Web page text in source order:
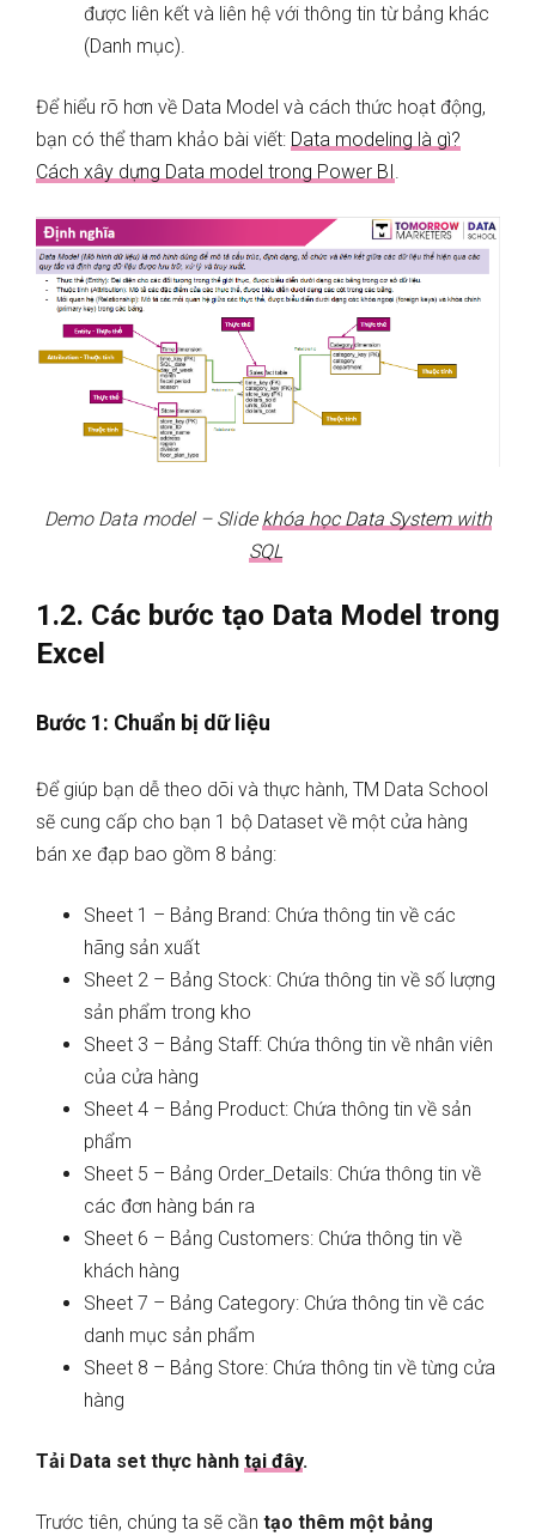
được liên kết và liên hệ với thông tin từ bảng khác
(Danh mục).
Để hiểu rõ hơn về Data Model và cách thức hoạt động,
bạn có thể tham khảo bài viết: Data modeling là gì?
Cách xây dựng Data model trong Power BI.
Demo Data model – Slide khóa học Data System with
SQL
1.2. Các bước tạo Data Model trong
Excel
Bước 1: Chuẩn bị dữ liệu
Để giúp bạn dễ theo dõi và thực hành, TM Data School
sẽ cung cấp cho bạn 1 bộ Dataset về một cửa hàng
bán xe đạp bao gồm 8 bảng:
Sheet 1 – Bảng Brand: Chứa thông tin về các
hãng sản xuất
Sheet 2 – Bảng Stock: Chứa thông tin về số lượng
sản phẩm trong kho
Sheet 3 – Bảng Staff: Chứa thông tin về nhân viên
của cửa hàng
Sheet 4 – Bảng Product: Chứa thông tin về sản
phẩm
Sheet 5 – Bảng Order_Details: Chứa thông tin về
các đơn hàng bán ra
Sheet 6 – Bảng Customers: Chứa thông tin về
khách hàng
Sheet 7 – Bảng Category: Chứa thông tin về các
danh mục sản phẩm
Sheet 8 – Bảng Store: Chứa thông tin về từng cửa
hàng
Tải Data set thực hành tại đây.
Trước tiên, chúng ta sẽ cần tạo thêm một bảng